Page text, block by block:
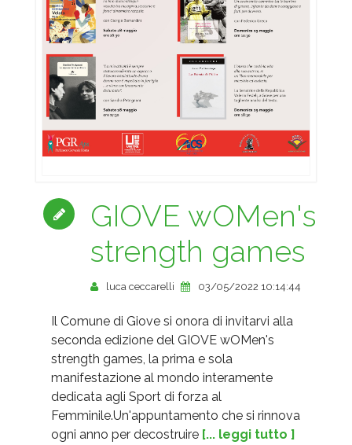
GIOVE wOMen's
strength games
luca ceccarelli 03/05/2022 10:14:44
Il Comune di Giove si onora di invitarvi alla
seconda edizione del GIOVE wOMen's
strength games, la prima e sola
manifestazione al mondo interamente
dedicata agli Sport di forza al
Femminile.Un'appuntamento che si rinnova
ogni anno per decostruire [... leggi tutto ]